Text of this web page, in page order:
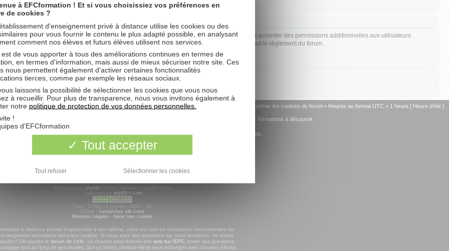
quelques secondes et augmente vos possibilités. L’administrateur du forum peut également accorder des permissions additionnelles aux utilisateurs
nos conditions d’utilisation et de notre politique de vie privée. Assurez-vous de bien lire tout le règlement du forum.
Supprimer les cookies du forum • Heures au format UTC + 1 heure [ Heure d’été ]
. + de 15 autres formations à découvrir.
: EFC Formation|Comptabilité|Gestion|DCG|Secrétariat|Comptamag, actualité de la comptabilité
phpBB® Forum Software © phpBB Group
phpBB-fr.com
Time : 0.035s | 6 Queries | GZIP : Off
Icônes : famfamfam silk icons
Mentions Légales - Gérer mes cookies
à distance permet d’apprendre à son rythme, chez soi, tout en conservant l’encadrement de
enseignants spécialisés dans leur matière. Si vous avez des questions sur votre formation, ne restez
! Découvrez le forum de l’efc , où chacun peut donner son avis sur l’EFC , poser ses questions,
tout au long de ses études. Sur ce forum, chaque élève peut échanger avec d’autres élèves
à EFCformation ! Et si vous choisissiez vos préférences en
de cookies ?
d'enseignement privé à distance utilise les cookies ou des
pour vous fournir le contenu le plus adapté possible, en analysant
comment nos élèves et futurs élèves utilisent nos services.
est de vous apporter à tous des améliorations continues en termes de
en termes d'information, mais aussi de mieux sécuriser notre site. Ces
nous permettent également d'activer certaines fonctionnalités
tierces, comme par exemple les réseaux sociaux.
laissons la possibilité de sélectionner les cookies que vous nous
à recueillir. Pour plus de transparence, nous vous invitons également à
notre politique de protection de vos données personnelles.
!
d'EFCformation
Tout accepter
Tout refuser Sélectionner les cookies